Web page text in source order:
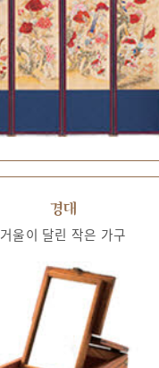
경대
거울이 달린 작은 가구